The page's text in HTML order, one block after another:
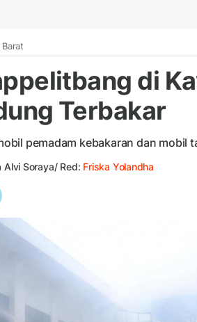
di
Terbakar
pemadam kebakaran dan mobil
Alvi Soraya/ Red: Friska Yolandha